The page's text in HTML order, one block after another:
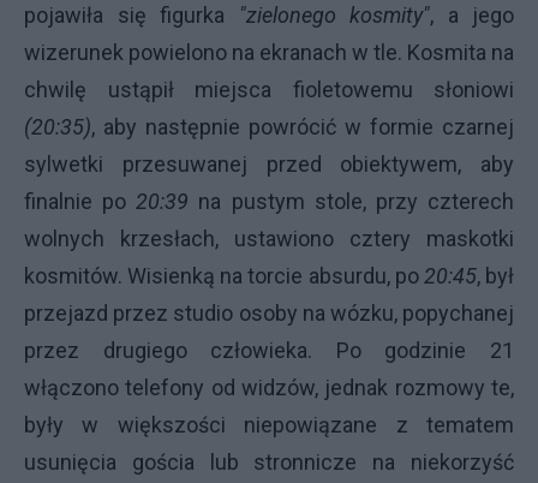
pojawiła się figurka
"zielonego kosmity", a jego
wizerunek powielono na ekranach w tle. Kosmita na
chwilę ustąpił miejsca fioletowemu słoniowi
(20:35), aby następnie powrócić w formie czarnej
sylwetki przesuwanej przed obiektywem, aby
finalnie po 20:39 na pustym stole, przy czterech
wolnych krzesłach, ustawiono cztery maskotki
kosmitów. Wisienką na torcie absurdu, po 20:45, był
przejazd przez studio osoby na wózku, popychanej
przez drugiego człowieka. Po godzinie 21
włączono telefony od widzów, jednak rozmowy te,
były w większości niepowiązane z tematem
usunięcia gościa lub stronnicze na niekorzyść